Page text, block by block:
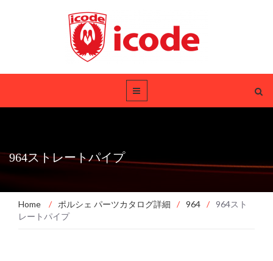
964ストレートパイプ
Home / ポルシェ パーツカタログ詳細 / 964 / 964スト
レートパイプ